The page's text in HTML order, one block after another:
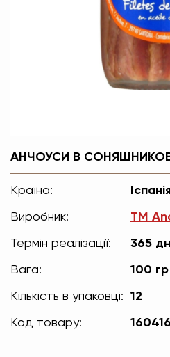
АНЧОУСИ В
Країна:
Виробник: TM
Термін реалізації: 365
Вага: 100 гр
Кількість в упаковці: 12
Код товару: